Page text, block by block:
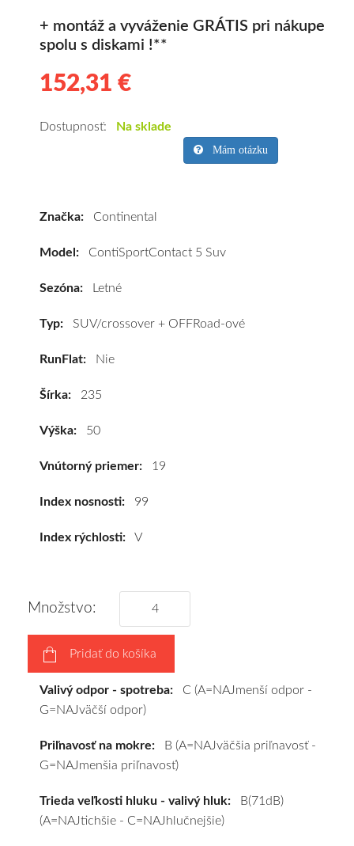
+ montáž a vyváženie GRÁTIS pri nákupe
spolu s diskami !**
152,31 €
pneumatiky
SUV/crossover
ové
Suv
výhodnú
a
tomu
disky
podľa
vášho
výberu
a
Dostupnosť: Na sklade
Mám otázku
Značka: Continental
Model: ContiSportContact 5 Suv
Sezóna: Letné
Typ: SUV/crossover + OFFRoad-ové
RunFlat: Nie
Šírka: 235
Výška: 50
Vnútorný priemer: 19
Index nosnosti: 99
Index rýchlosti: V
Množstvo:
Pridať do košíka
Valivý odpor - spotreba: C (A=NAJmenší odpor -
G=NAJväčší odpor)
Priľnavosť na mokre: B (A=NAJväčšia priľnavosť -
G=NAJmenšia priľnavosť)
Trieda veľkosti hluku - valivý hluk: B(71dB)
(A=NAJtichšie - C=NAJhlučnejšie)